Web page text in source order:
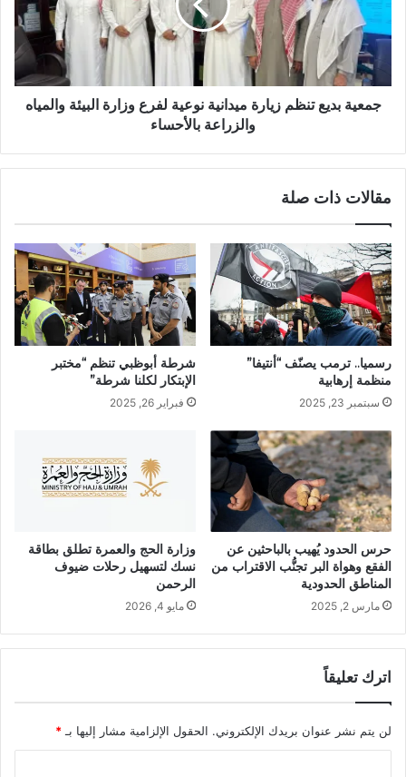
جمعية بديع تنظم زيارة ميدانية نوعية لفرع وزارة البيئة والمياه
والزراعة بالأحساء
مقالات ذات صلة
رسميا.. ترمب يصنّف “أنتيفا”
منظمة إرهابية
سبتمبر 23, 2025
شرطة أبوظبي تنظم “مختبر
الإبتكار لكلنا شرطة”
فبراير 26, 2025
حرس الحدود يُهيب بالباحثين عن
الفقع وهواة البر تجنُّب الاقتراب من
المناطق الحدودية
مارس 2, 2025
وزارة الحج والعمرة تطلق بطاقة
نسك لتسهيل رحلات ضيوف
الرحمن
مايو 4, 2026
اترك تعليقاً
لن يتم نشر عنوان بريدك الإلكتروني. الحقول الإلزامية مشار إليها بـ*